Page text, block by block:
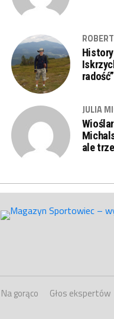
radość”
JULIA
ale
Na gorąco Głos ekspertów